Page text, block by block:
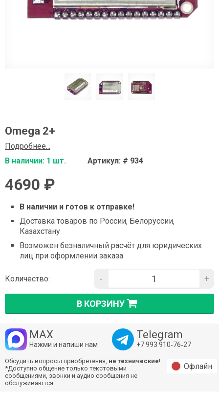
Omega 2+
Подробнее...
В наличии: 1 шт.
Артикул: # 934
4690 ₽
В наличии и готов к отправке!
Доставка товаров по России, Белоруссии,
Казахстану
Возможен безналичный расчёт для юридических
лиц при оформлении заказа
Количество: - +
В КОРЗИНУ
MAX
Нажми и напиши нам
Telegram
+7 993 910‑76‑27
Обсудить вопросы приобретения, не технические!
*Доступно общение только текстовыми
сообщениями, звонки и аудио сообщения не
обслуживаются
Офлайн